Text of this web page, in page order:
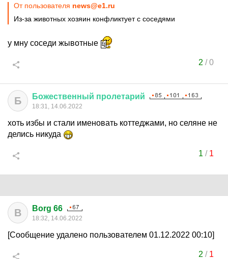
От пользователя news@e1.ru
Из-за животных хозяин конфликтует с соседями
у мну соседи жывотные
2 /0
Б Божественный пролетарий
18:31, 14.06.2022
хоть избы и стали именовать коттеджами, но селяне не
делись никуда
1 / 1
B Borg 66
18:32, 14.06.2022
[Сообщение удалено пользователем 01.12.2022 00:10]
2 / 1